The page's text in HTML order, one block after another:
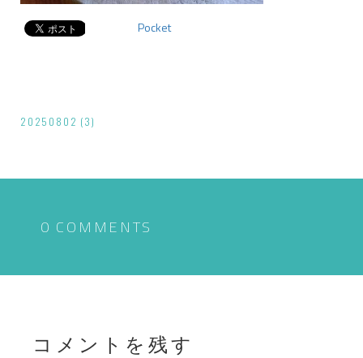
Pocket
投
ナ
シ
20250802 (3)
0 COMMENTS
コメントを残す